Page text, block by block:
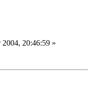
2004, 20:46:59 »